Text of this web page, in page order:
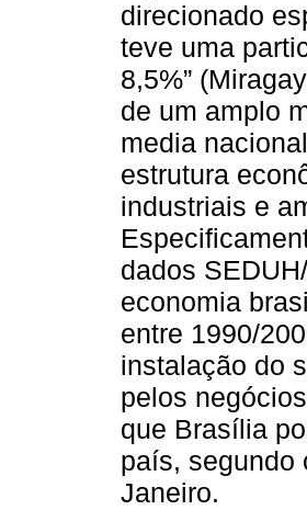
direcionado
teve uma
8,5%”
de um amplo
media
estrutura
industriais e
dados
economia
entre 1990/
instalação do
pelos
que Brasília
país, segundo
Janeiro.